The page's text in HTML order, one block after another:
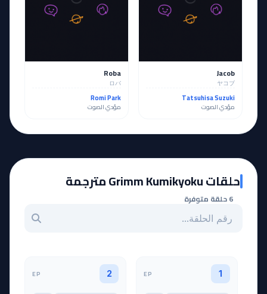
Jacob
ヤコブ
Tatsuhisa Suzuki
مؤدي الصوت
Roba
ロバ
Romi Park
مؤدي الصوت
حلقات Grimm Kumikyoku مترجمة
6 حلقة متوفرة
بحث عن حلقة بالرقم
1
EP
2
EP